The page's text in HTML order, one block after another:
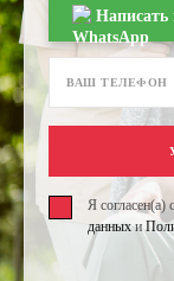
Написать
Я согласен(а) с
данныхи